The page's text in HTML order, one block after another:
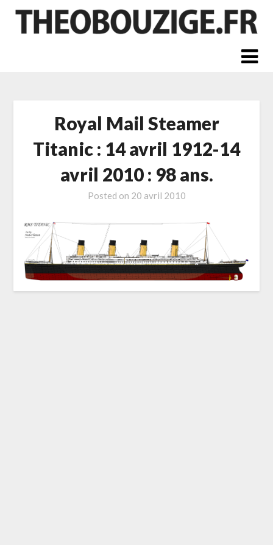
Skip
Royal Mail Steamer
Titanic : 14 avril 1912-14
avril 2010 : 98 ans.
Posted on 20 avril 2010